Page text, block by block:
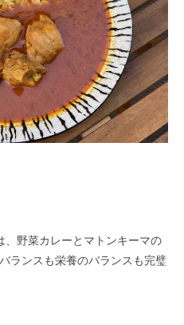
、野菜カレーとマトンキーマの
ランスも栄養のバランスも完璧​